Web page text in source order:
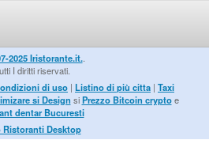
2025 Iristorante.it..
I diritti riservati.
di uso | Listino di più citta | Taxi
si Design siPrezzo Bitcoin cryptoe
dentar Bucuresti
Ristoranti Desktop